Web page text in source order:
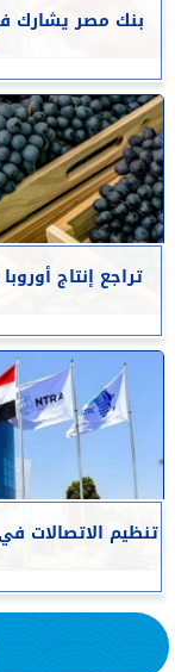
بنك مصر يشارك
تراجع إنتاج